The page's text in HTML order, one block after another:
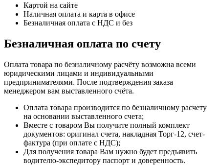
Картой на сайте
Наличная оплата и карта в офисе
Безналичная оплата с НДС и без
Безналичная оплата по счету
Оплата товара по безналичному расчёту возможна всеми
юридическими лицами и индивидуальными
предпринимателями. После подтверждения заказа
менеджером вам выставленного счёта.
Оплата товара производится по безналичному расчету
на основании выставленного счета;
Вместе с товаром Вы получите полный комплект
документов: оригинал счета, накладная Торг-12, счет-
фактура (при оплате с НДС);
Для получения товара Вам нужно будет предъявить
водителю-экспедитору паспорт и доверенность.